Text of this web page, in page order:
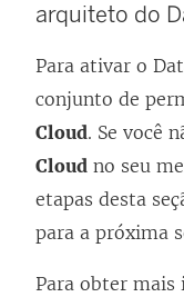
arquiteto do
Para ativar o
conjunto de
Cloud. Se você
Cloud no seu
etapas desta
para a próxima
Para obter mais